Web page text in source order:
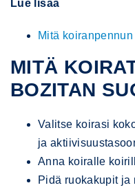
Lue lisää
Mitä
MITÄ
BOZITAN
Valitse koirasi
ja
Anna koiralle
Pidä ruokakupit ja